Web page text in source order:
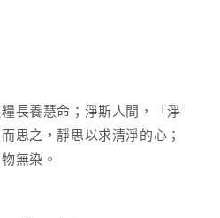
長養慧命；淨斯人間，「淨
思之，靜思以求清淨的心；
無染。